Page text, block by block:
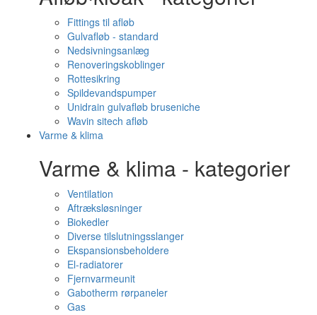
Fittings til afløb
Gulvafløb - standard
Nedsivningsanlæg
Renoveringskoblinger
Rottesikring
Spildevandspumper
Unidrain gulvafløb bruseniche
Wavin sitech afløb
Varme & klima
Varme & klima - kategorier
Ventilation
Aftræksløsninger
Biokedler
Diverse tilslutningsslanger
Ekspansionsbeholdere
El-radiatorer
Fjernvarmeunit
Gabotherm rørpaneler
Gas